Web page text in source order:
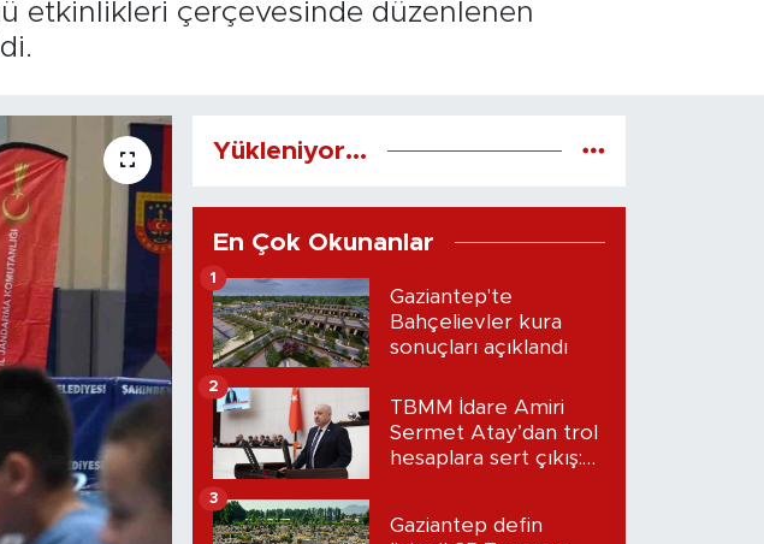
etkinlikleri çerçevesinde düzenlenen
Yükleniyor...
En Çok Okunanlar
Gaziantep'te
Bahçelievler kura
sonuçları açıklandı
1
TBMM İdare Amiri
Sermet Atay’dan trol
hesaplara sert çıkış:
2
Gaziantep defin
3